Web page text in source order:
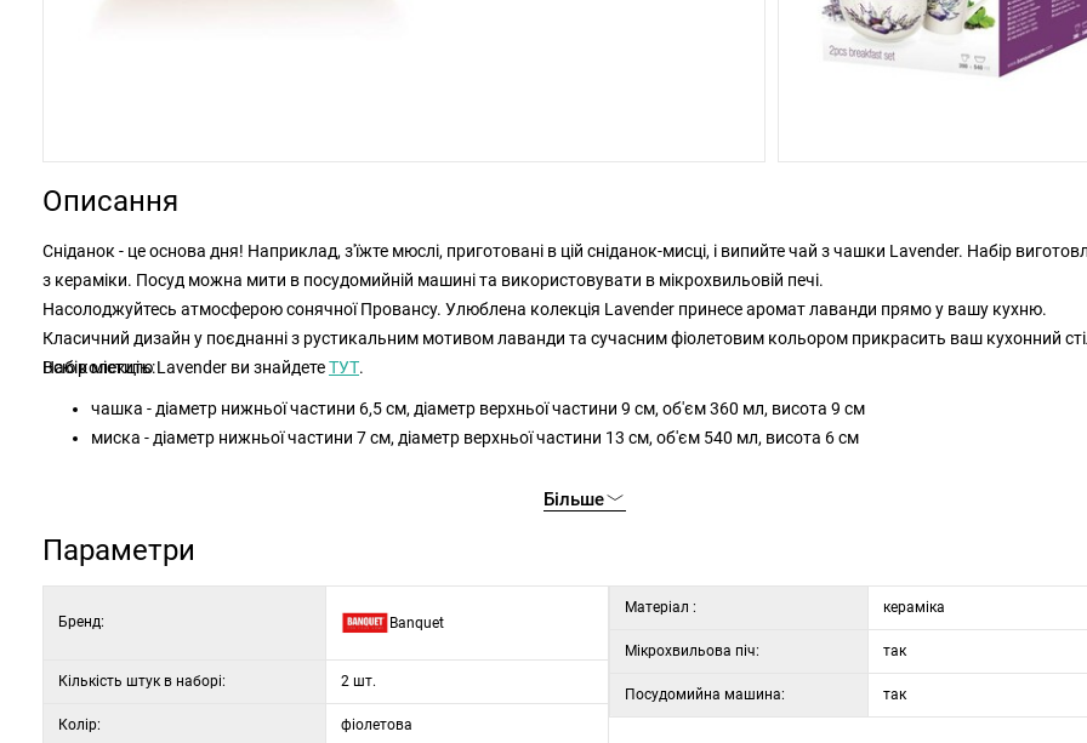
Описання
Сніданок - це основа дня! Наприклад, з'їжте мюслі, приготовані в цій сніданок-мисці, і випийте чай з чашки Lavender. Набір
з кераміки. Посуд можна мити в посудомийній машині та використовувати в мікрохвильовій печі.
Насолоджуйтесь атмосферою сонячної Провансу. Улюблена колекція Lavender принесе аромат лаванди прямо у вашу кухню.
Класичний дизайн у поєднанні з рустикальним мотивом лаванди та сучасним фіолетовим кольором прикрасить ваш кухонний
Всю колекцію Lavender ви знайдетеТУТ.
Набір містить:
чашка - діаметр нижньої частини 6,5 см, діаметр верхньої частини 9 см, об'єм 360 мл, висота 9 см
миска - діаметр нижньої частини 7 см, діаметр верхньої частини 13 см, об'єм 540 мл, висота 6 см
Більше
Параметри
Бренд: Banquet
Кількість штук в наборі: 2 шт.
Колір: фіолетова
Матеріал : кераміка
Мікрохвильова піч: так
Посудомийна машина: так